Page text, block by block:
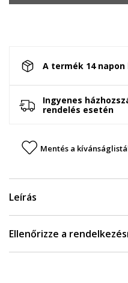
A termék 14
Ingyenes
rendelés esetén
Mentés a
Leírás
Ellenőrizze a